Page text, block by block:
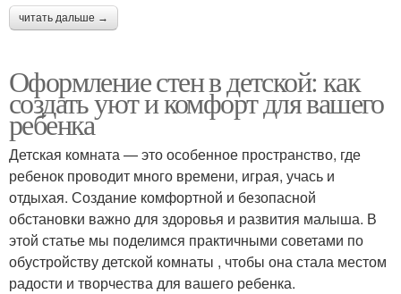
читать дальше →
Оформление стен в детской: как
создать уют и комфорт для вашего
ребенка
Детская комната — это особенное пространство, где
ребенок проводит много времени, играя, учась и
отдыхая. Создание комфортной и безопасной
обстановки важно для здоровья и развития малыша. В
этой статье мы поделимся практичными советами по
обустройству детской комнаты , чтобы она стала местом
радости и творчества для вашего ребенка.